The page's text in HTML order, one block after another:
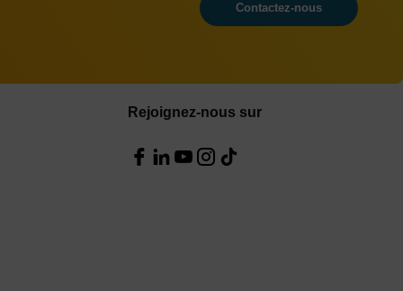
Contactez-nous
Rejoignez-nous sur